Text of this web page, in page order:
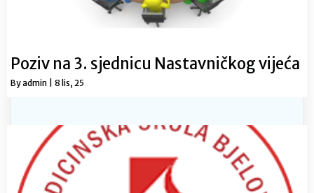
Poziv na 3. sjednicu Nastavničkog vijeća
Byadmin 8 lis, 25